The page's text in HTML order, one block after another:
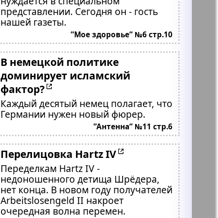
представлении. Сегодня он - гость
нашей газеты.
”Мое здоровье” №6 стр.10
В немецкой политике
доминирует исламский
фактор?
Каждый десятый немец полагает, что
Германии нужен новый фюрер.
”Антенна” №11 стр.6
Перелицовка Hartz IV
Переделкам Hartz IV -
недоношенного детища Шрёдера,
нет конца. В новом году получателей
Arbeitslosengeld II накроет
очередная волна перемен.